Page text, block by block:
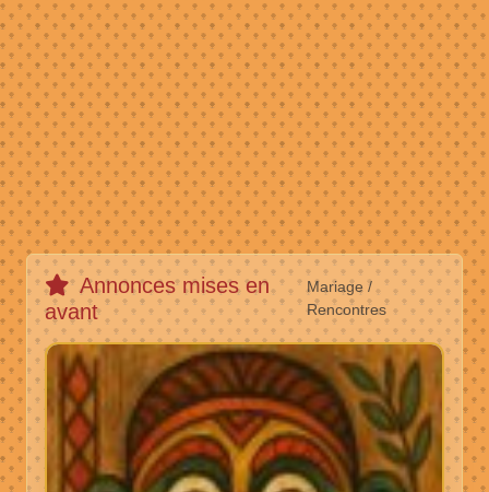
Annonces mises en
avant
Mariage /
Rencontres